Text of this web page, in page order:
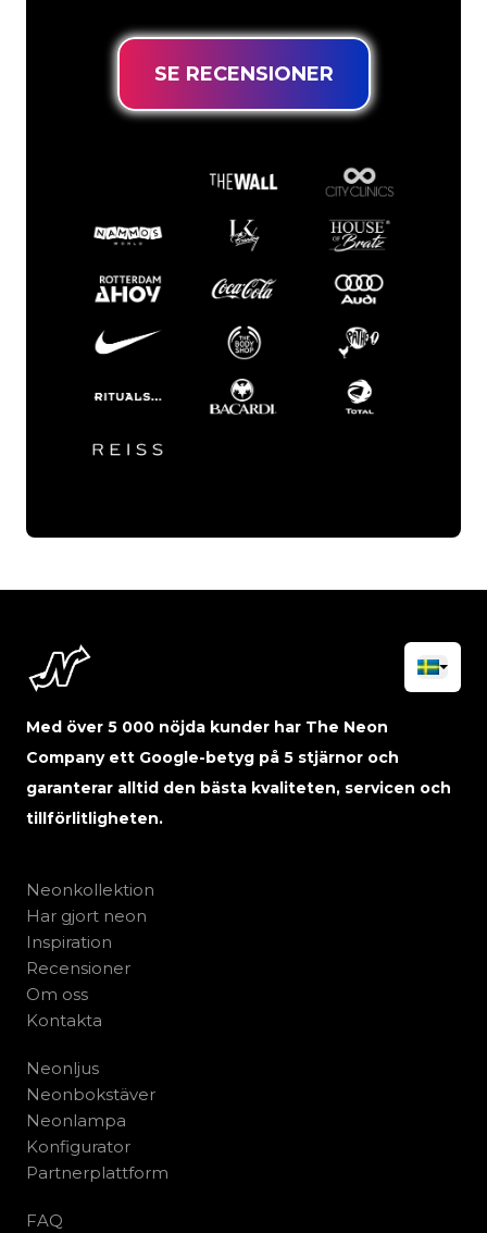
SE RECENSIONER
Med över 5 000 nöjda kunder har The Neon
Company ett Google-betyg på 5 stjärnor och
garanterar alltid den bästa kvaliteten, servicen och
tillförlitligheten.
Neonkollektion
Har gjort neon
Inspiration
Recensioner
Om oss
Kontakta
Neonljus
Neonbokstäver
Neonlampa
Konfigurator
Partnerplattform
FAQ